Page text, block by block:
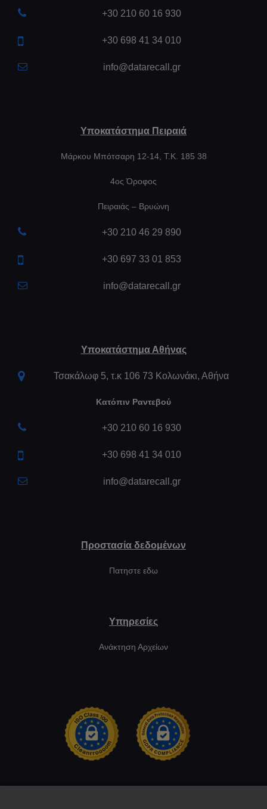
+30 210 60 16 930
+30 698 41 34 010
info@datarecall.gr
Υποκατάστημα Πειραιά
Μάρκου Μπότσαρη 12-14, Τ.Κ. 185 38
4ος Όροφος
Πειραιάς – Βρυώνη
+30 210 46 29 890
+30 697 33 01 853
info@datarecall.gr
Υποκατάστημα Αθήνας
Τσακάλωφ 5, τ.κ 106 73 Κολωνάκι, Αθήνα
Κατόπιν Ραντεβού
+30 210 60 16 930
+30 698 41 34 010
info@datarecall.gr
Προστασία δεδομένων
Πατηστε εδω
Υπηρεσίες
Ανάκτηση Αρχείων